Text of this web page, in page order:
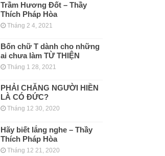
Trầm Hương Đốt – Thầy
Thích Pháp Hòa
Tháng 2 4, 2021
Bốn chữ T dành cho những
ai chưa làm TỪ THIỆN
Tháng 1 28, 2021
PHẢI CHĂNG NGƯỜI HIỀN
LÀ CÓ ĐỨC?
Tháng 12 30, 2020
Hãy biết lắng nghe – Thầy
Thích Pháp Hòa
Tháng 12 21, 2020